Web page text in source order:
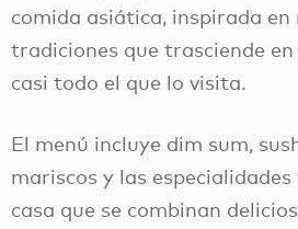
comida asiática, inspirada en
tradiciones que trasciende
casi todo el que lo visita.
El menú incluye dim sum,
mariscos y las
casa que se combinan